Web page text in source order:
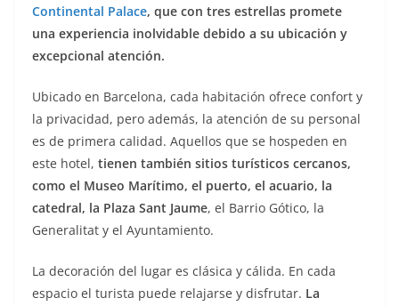
Continental Palace, que con tres estrellas promete
una experiencia inolvidable debido a su ubicación y
excepcional atención.
Ubicado en Barcelona, cada habitación ofrece confort y
la privacidad, pero además, la atención de su personal
es de primera calidad. Aquellos que se hospeden en
este hotel, tienen también sitios turísticos cercanos,
como el Museo Marítimo, el puerto, el acuario, la
catedral, la Plaza Sant Jaume, el Barrio Gótico, la
Generalitat y el Ayuntamiento.
La decoración del lugar es clásica y cálida. En cada
espacio el turista puede relajarse y disfrutar. La